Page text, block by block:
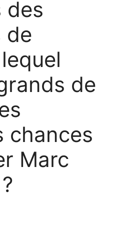
des
de
de
chances
Marc